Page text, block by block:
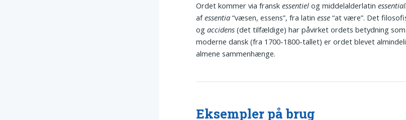
Ordet kommer via franskessentiel og middelalderlatin
afessentia “væsen, essens”, fra latinesse “at være”. Det
ogaccidens (det tilfældige) har påvirket ordets betydning som
moderne dansk (fra 1700-1800-tallet) er ordet blevet
almene sammenhænge.
Eksempler på brug